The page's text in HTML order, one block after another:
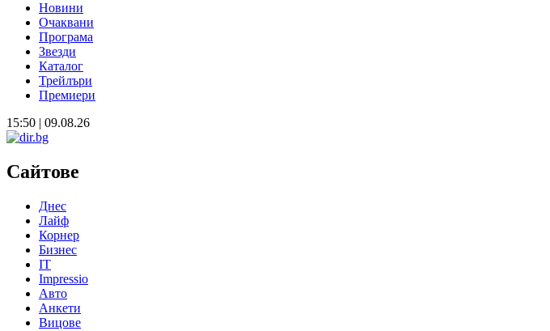
Новини
Очаквани
Програма
Звезди
Каталог
Трейлъри
Премиери
15:50 | 09.08.26
Сайтове
Днес
Лайф
Корнер
Бизнес
IT
Impressio
Авто
Анкети
Вицове